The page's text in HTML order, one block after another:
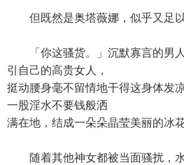
但既然是奥塔薇娜，似乎又足以
「你这骚货。」沉默寡言的男人
引自己的高贵女人，
挺动腰身毫不留情地干得这身体发
一股淫水不要钱般洒
满在地，结成一朵朵晶莹美丽的冰花
随着其他神女都被当面骚扰，水